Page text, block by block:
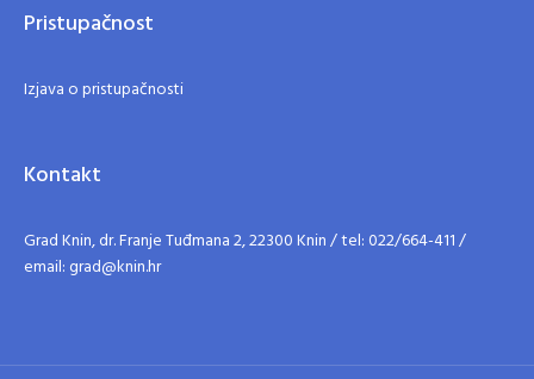
Pristupačnost
Izjava o pristupačnosti
Kontakt
Grad Knin, dr. Franje Tuđmana 2, 22300 Knin / tel: 022/664-411 /
email: grad@knin.hr